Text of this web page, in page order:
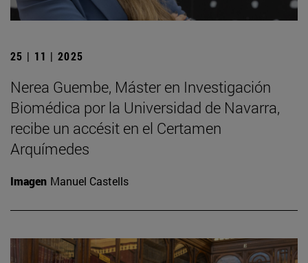
25 | 11 | 2025
Nerea Guembe, Máster en Investigación
Biomédica por la Universidad de Navarra,
recibe un accésit en el Certamen
Arquímedes
Imagen Manuel Castells